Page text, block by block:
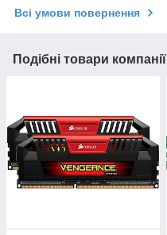
Всі умови повернення
Подібні товари компанії